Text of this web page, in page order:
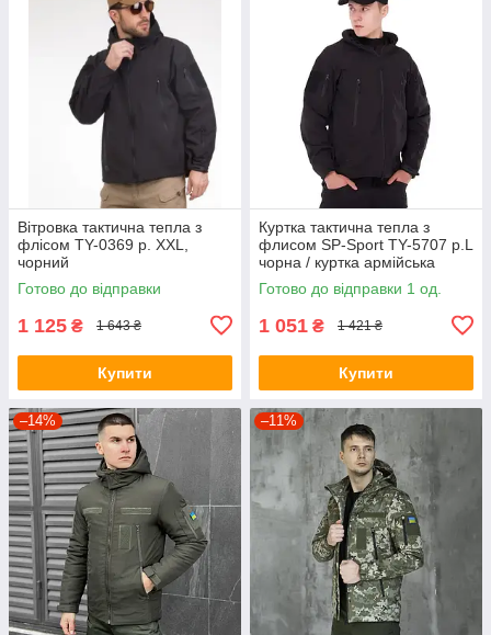
Вітровка тактична тепла з
флісом TY-0369 р. XXL,
чорний
Готово до відправки
1 125 ₴ 1 643 ₴
Купити
Куртка тактична тепла з
флисом SP-Sport TY-5707 р.L
чорна / куртка армійська
Готово до відправки 1 од.
1 051 ₴ 1 421 ₴
Купити
–14% –11%